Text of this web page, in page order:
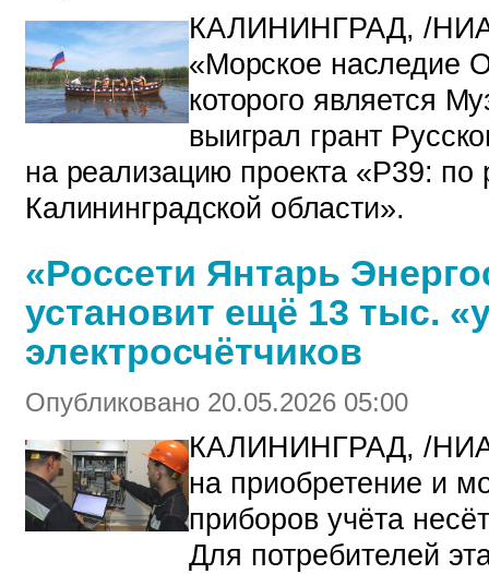
КАЛИНИНГРАД, /
«Морское наследие
которого является
выиграл грант
на реализацию проекта «Р39: по
Калининградской области».
«Россети Янтарь
установит ещё 13 тыс.
электросчётчиков
Опубликовано 20.05.2026 05:00
КАЛИНИНГРАД, /
на приобретение и
приборов учёта
Для потребителей